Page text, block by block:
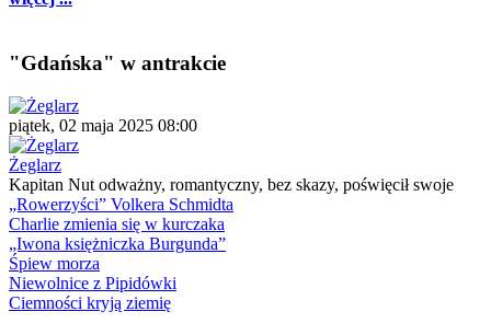
"Gdańska" w antrakcie
piątek, 02 maja 2025 08:00
Żeglarz
Kapitan Nut odważny, romantyczny, bez skazy, poświęcił swoje
„Rowerzyści” Volkera Schmidta
Charlie zmienia się w kurczaka
„Iwona księżniczka Burgunda”
Śpiew morza
Niewolnice z Pipidówki
Ciemności kryją ziemię